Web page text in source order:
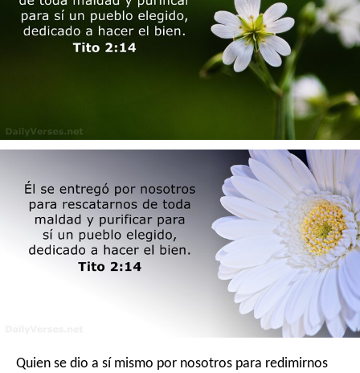
Quien se dio a sí mismo por nosotros para redimirnos